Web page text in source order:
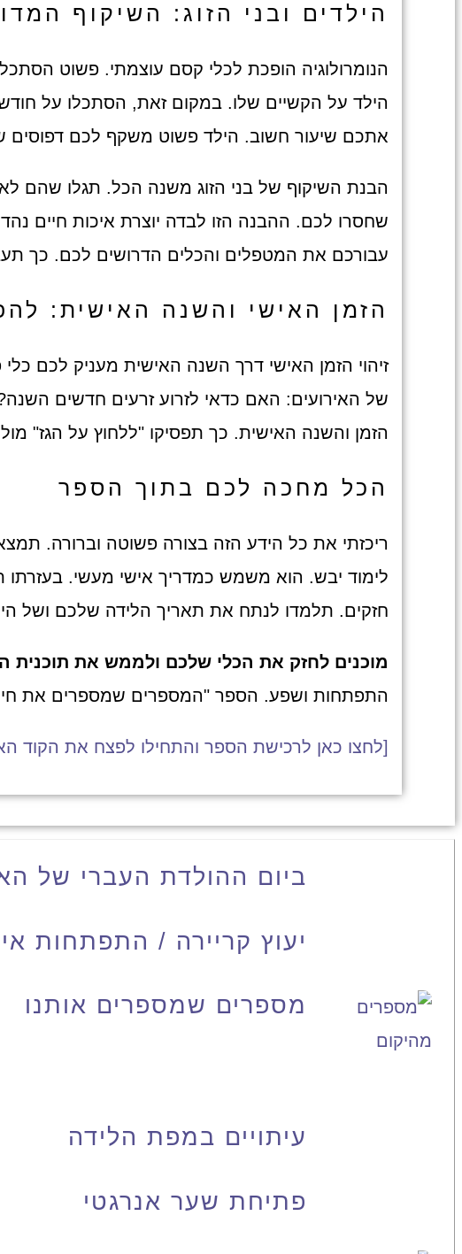
הילדים ובני הזוג: השיקוף
הנומרולוגיה הופכת לכלי קסם עוצמתי. פשוט
הילד על הקשיים שלו. במקום זאת, הסתכלו על
אתכם שיעור חשוב. הילד פשוט משקף לכם דפוסים
הבנת השיקוף של בני הזוג משנה הכל. תגלו שהם
שחסרו לכם. ההבנה הזו לבדה יוצרת איכות חיים
עבורכם את המטפלים והכלים הדרושים לכם. כך
הזמן האישי והשנה האישית:
זיהוי הזמן האישי דרך השנה האישית מעניק לכם
של האירועים: האם כדאי לזרוע זרעים חדשים
הזמן והשנה האישית. כך תפסיקו "ללחוץ על הגז"
הכל מחכה לכם בתוך הספר
ריכזתי את כל הידע הזה בצורה פשוטה וברורה.
לימוד יבש. הוא משמש כמדריך אישי מעשי. בעזרתו
חזקים. תלמדו לנתח את תאריך הלידה שלכם ושל
מוכנים לחזק את הכלי שלכם ולממש את
התפתחות ושפע. הספר "המספרים שמספרים את
[לחצו כאן לרכישת הספר והתחילו לפצח את הקוד
ביום ההולדת העברי של
יעוץ קריירה / התפתחות
מספרים שמספרים אותנו
עיתויים במפת הלידה
פתיחת שער אנרגטי